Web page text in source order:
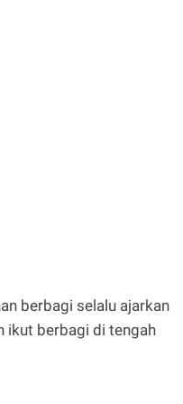
berbagi selalu ajarkan
ikut berbagi di tengah